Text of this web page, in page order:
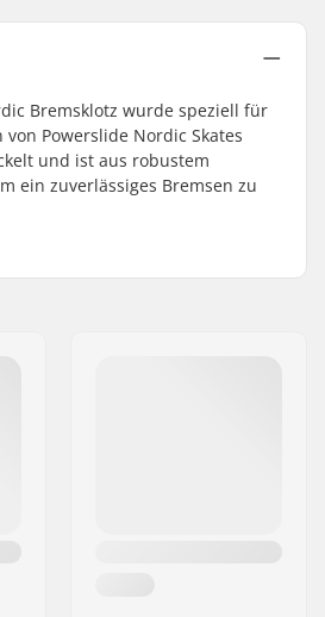
Bremsklotz wurde speziell für
Powerslide Nordic Skates
und ist aus robustem
ein zuverlässiges Bremsen zu